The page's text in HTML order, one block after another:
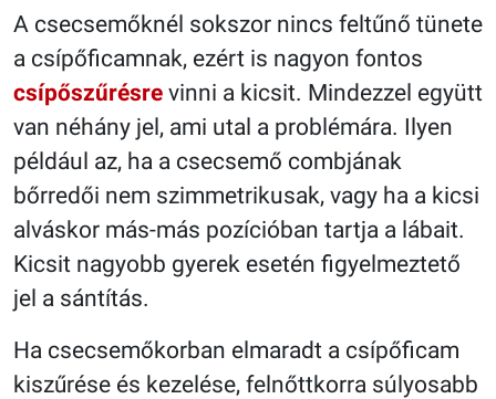
A csecsemőknél sokszor nincs feltűnő tünete
a csípőficamnak, ezért is nagyon fontos
csípőszűrésre vinni a kicsit. Mindezzel együtt
van néhány jel, ami utal a problémára. Ilyen
például az, ha a csecsemő combjának
bőrredői nem szimmetrikusak, vagy ha a kicsi
alváskor más-más pozícióban tartja a lábait.
Kicsit nagyobb gyerek esetén figyelmeztető
jel a sántítás.
Ha csecsemőkorban elmaradt a csípőficam
kiszűrése és kezelése, felnőttkorra súlyosabb